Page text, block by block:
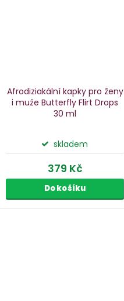
Afrodiziakální kapky pro ženy
i muže Butterfly Flirt Drops
30 ml
skladem
379 Kč
Do košíku